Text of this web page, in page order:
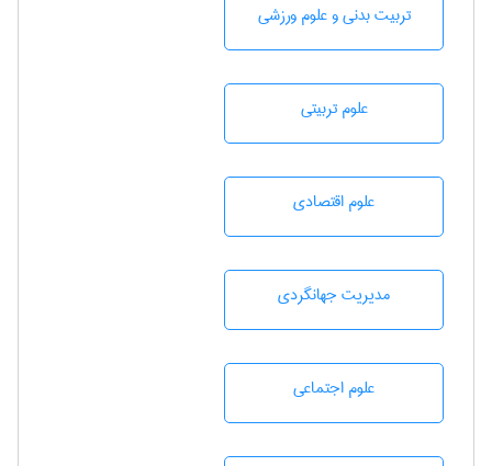
تربيت بدنی و علوم ورزشی
علوم تربيتی
علوم اقتصادی
مديريت جهانگردی
علوم اجتماعی